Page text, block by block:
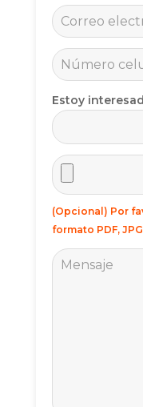
Estoy
(Opcional) Por
formato PDF,